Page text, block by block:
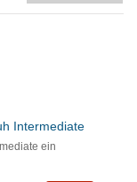
Intermediate
ein